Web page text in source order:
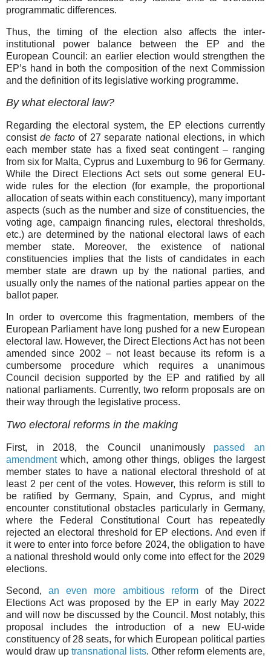
programmatic differences.
Thus, the timing of the election also affects the inter-
institutional power balance between the EP and the
European Council: an earlier election would strengthen the
EP’s hand in both the composition of the next Commission
and the definition of its legislative working programme.
By what electoral law?
Regarding the electoral system, the EP elections currently
consist de factoof 27 separate national elections, in which
each member state has a fixed seat contingent – ranging
from six for Malta, Cyprus and Luxemburg to 96 for Germany.
While the Direct Elections Act sets out some general EU-
wide rules for the election (for example, the proportional
allocation of seats within each constituency), many important
aspects (such as the number and size of constituencies, the
voting age, campaign financing rules, electoral thresholds,
etc.) are determined by the national electoral laws of each
member state. Moreover, the existence of national
constituencies implies that the lists of candidates in each
member state are drawn up by the national parties, and
usually only the names of the national parties appear on the
ballot paper.
In order to overcome this fragmentation, members of the
European Parliament have long pushed for a new European
electoral law. However, the Direct Elections Act has not been
amended since 2002 – not least because its reform is a
cumbersome procedure which requires a unanimous
Council decision supported by the EP and ratified by all
national parliaments. Currently, two reform proposals are on
their way through the legislative process.
Two electoral reforms in the making
First, in 2018, the Council unanimously passed an
amendmentwhich, among other things, obliges the largest
member states to have a national electoral threshold of at
least 2 per cent of the votes. However, this reform is still to
be ratified by Germany, Spain, and Cyprus, and might
encounter constitutional obstacles particularly in Germany,
where the Federal Constitutional Court has repeatedly
rejected an electoral threshold for EP elections. And even if
it were to enter into force before 2024, the obligation to have
a national threshold would only come into effect for the 2029
elections.
Second,an even more ambitious reformof the Direct
Elections Act was proposed by the EP in early May 2022
and will now be discussed by the Council. Most notably, this
proposal includes the introduction of a new EU-wide
constituency of 28 seats, for which European political parties
would draw up transnational lists. Other reform elements are,